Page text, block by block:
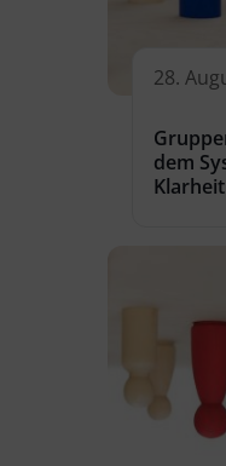
28.
dem
Klarheit